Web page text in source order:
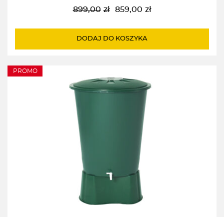
899,00 zł
Pierwotna
wynosiła:
859,00 zł
Aktualna
wynosi:
DODAJ DO KOSZYKA
PROMO